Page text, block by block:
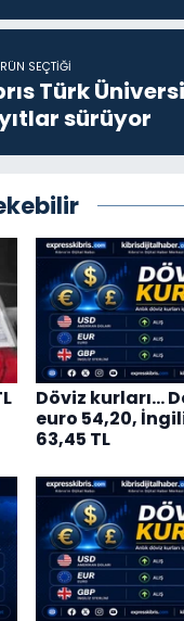
SEÇTIĞI
Türk
sürüyor
Döviz kurları…
euro 54,20,
63,45 TL